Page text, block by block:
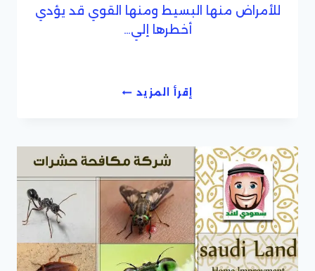
للأمراض منها البسيط ومنها القوي قد يؤدي
أخطرها إلي…
إقرأ المزيدشركة